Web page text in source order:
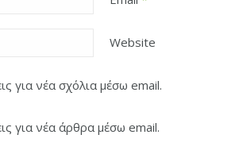
Website
για νέα σχόλια μέσω email.
για νέα άρθρα μέσω email.